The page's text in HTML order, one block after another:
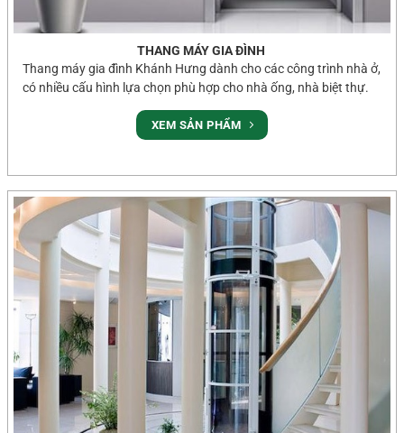
THANG MÁY GIA ĐÌNH
Thang máy gia đình Khánh Hưng dành cho các công trình nhà ở,
có nhiều cấu hình lựa chọn phù hợp cho nhà ống, nhà biệt thự.
XEM SẢN PHẨM